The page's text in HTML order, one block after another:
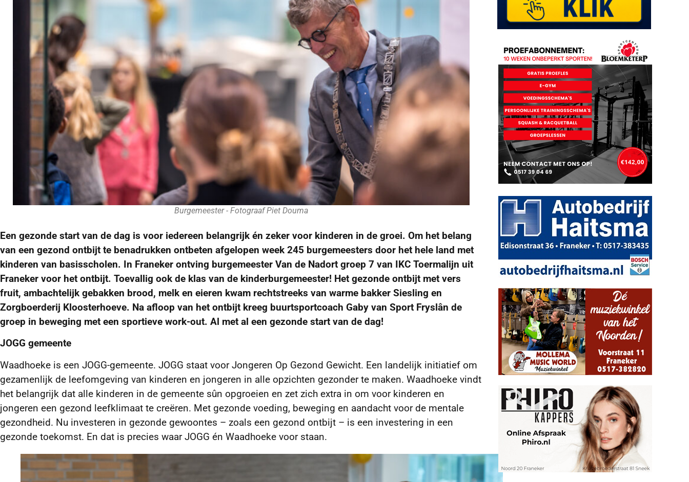
Burgemeester - Fotograaf Piet Douma
Een gezonde start van de dag is voor iedereen belangrijk én zeker voor kinderen in de groei. Om het belang
van een gezond ontbijt te benadrukken ontbeten afgelopen week 245 burgemeesters door het hele land met
kinderen van basisscholen. In Franeker ontving burgemeester Van de Nadort groep 7 van IKC Toermalijn uit
Franeker voor het ontbijt. Toevallig ook de klas van de kinderburgemeester! Het gezonde ontbijt met vers
fruit, ambachtelijk gebakken brood, melk en eieren kwam rechtstreeks van warme bakker Siesling en
Zorgboerderij Kloosterhoeve. Na afloop van het ontbijt kreeg buurtsportcoach Gaby van Sport Fryslân de
groep in beweging met een sportieve work-out. Al met al een gezonde start van de dag!
JOGG gemeente
Waadhoeke is een JOGG-gemeente. JOGG staat voor Jongeren Op Gezond Gewicht. Een landelijk initiatief om
gezamenlijk de leefomgeving van kinderen en jongeren in alle opzichten gezonder te maken. Waadhoeke vindt
het belangrijk dat alle kinderen in de gemeente sûn opgroeien en zet zich extra in om voor kinderen en
jongeren een gezond leefklimaat te creëren. Met gezonde voeding, beweging en aandacht voor de mentale
gezondheid. Nu investeren in gezonde gewoontes – zoals een gezond ontbijt – is een investering in een
gezonde toekomst. En dat is precies waar JOGG én Waadhoeke voor staan.